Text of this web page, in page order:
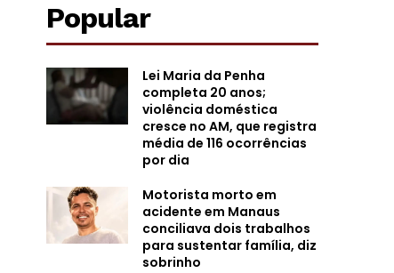
Popular
Lei Maria da Penha
completa 20 anos;
violência doméstica
cresce no AM, que registra
média de 116 ocorrências
por dia
Motorista morto em
acidente em Manaus
conciliava dois trabalhos
para sustentar família, diz
sobrinho